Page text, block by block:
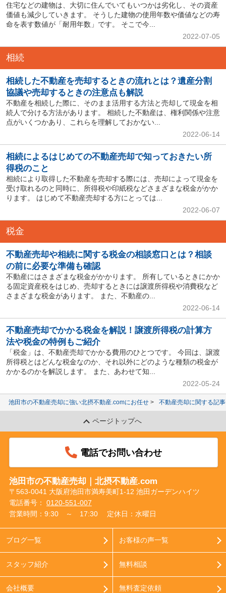
住宅などの建物は、大切に住んでいてもいつかは劣化し、その資産
価値も減少していきます。 そうした建物の使用年数や価値などの寿
命を表す数値が「耐用年数」です。 そこで今...
2022-07-05
相続
相続した不動産を売却するときの流れとは？遺産分割
協議や売却するときの注意点も解説
不動産を相続した際に、そのまま活用する方法と売却して現金を相
続人で分ける方法があります。 相続した不動産は、権利関係や注意
点がいくつかあり、これらを理解しておかない...
2022-06-14
相続によるはじめての不動産売却で知っておきたい所
得税のこと
相続により取得した不動産を売却する際には、売却によって現金を
受け取れるのと同時に、所得税や印紙税などさまざまな税金がかか
ります。 はじめて不動産売却する方にとっては...
2022-06-07
税金
不動産売却や相続に関する税金の相談窓口とは？相談
の前に必要な準備も確認
不動産にはさまざまな税金がかかります。 所有しているときにかか
る固定資産税をはじめ、売却するときには譲渡所得税や消費税など
さまざまな税金があります。 また、不動産の...
2022-06-14
不動産売却でかかる税金を解説！譲渡所得税の計算方
法や税金の特例もご紹介
「税金」は、不動産売却でかかる費用のひとつです。 今回は、譲渡
所得税とはどんな税金なのか、それ以外にどのような種類の税金が
かかるのかを解説します。 また、あわせて知...
2022-05-24
池田市の不動産売却に強い北摂不動産.comにお任せ 不動産売却に関する記
ページトップへ
電話でお問い合わせ
池田市の不動産売却｜北摂不動産.com
〒563-0041 大阪府池田市満寿美町1-12 池田ガーデンハイツ
電話番号： 0120-551-007
営業時間：9:30 ～ 17:30
定休日：水曜日
ブログ一覧
スタッフ紹介
会社概要
お客様の声一覧
無料相談
無料査定依頼